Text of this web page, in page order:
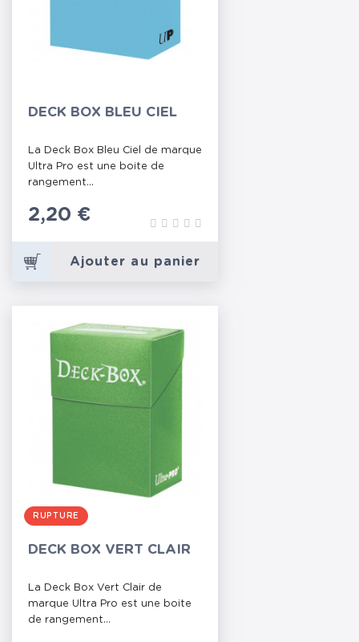
DECK BOX BLEU CIEL
La Deck Box Bleu Ciel de marque
Ultra Pro est une boite de
rangement...
Prix
2,20 €
Ajouter au panier
RUPTURE
DECK BOX VERT CLAIR
La Deck Box Vert Clair de
marque Ultra Pro est une boite
de rangement...